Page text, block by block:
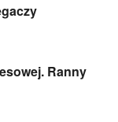
Ranny